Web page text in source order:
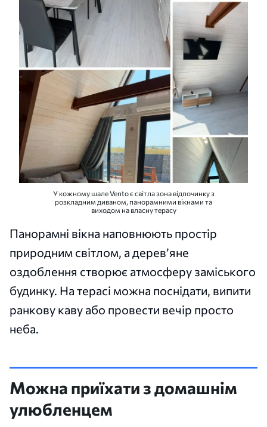
У кожному шале Vento є світла зона відпочинку з
розкладним диваном, панорамними вікнами та
виходом на власну терасу
Панорамні вікна наповнюють простір
природним світлом, а дерев’яне
оздоблення створює атмосферу заміського
будинку. На терасі можна поснідати, випити
ранкову каву або провести вечір просто
неба.
Можна приїхати з домашнім
улюбленцем